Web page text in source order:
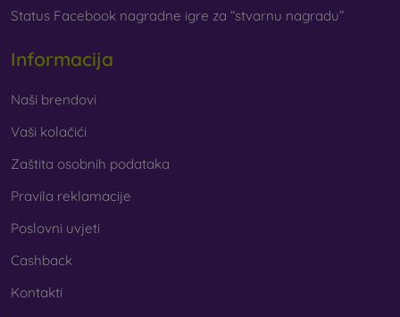
Status Facebook nagradne igre za “stvarnu nagradu”
Informacija
Naši brendovi
Vaši kolačići
Zaštita osobnih podataka
Pravila reklamacije
Poslovni uvjeti
Cashback
Kontakti